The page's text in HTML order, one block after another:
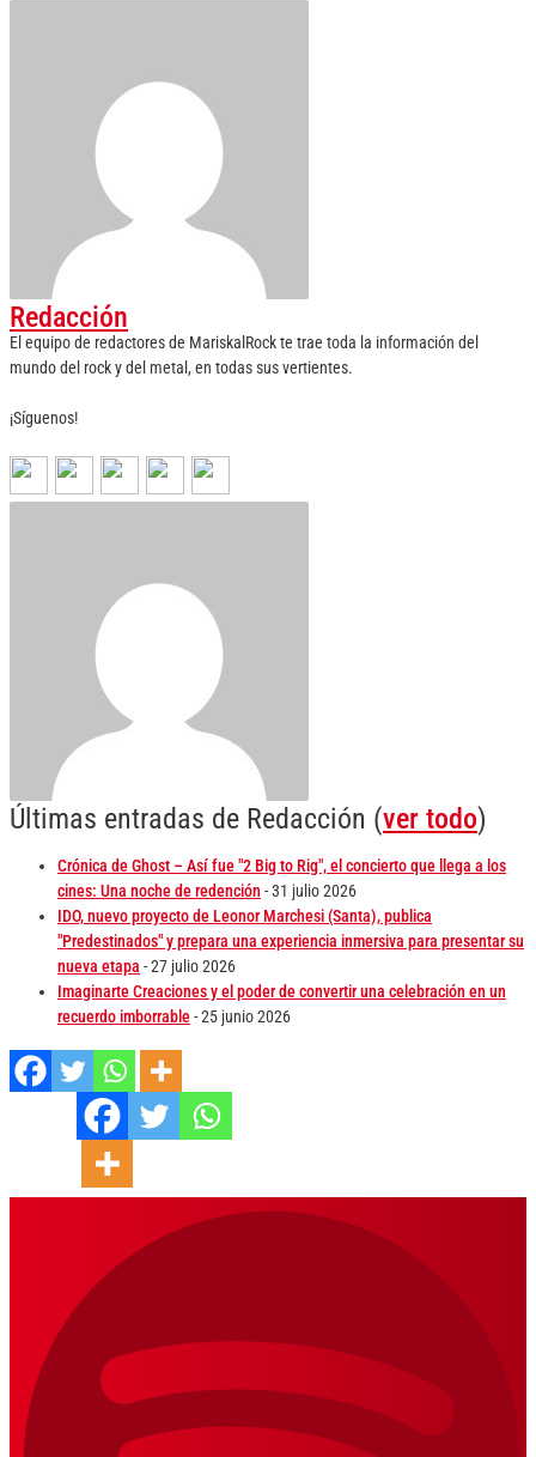
Redacción
El equipo de redactores de MariskalRock te trae toda la información del
mundo del rock y del metal, en todas sus vertientes.
¡Síguenos!
Últimas entradas de Redacción (ver todo)
Crónica de Ghost – Así fue "2 Big to Rig", el concierto que llega a los
cines: Una noche de redención - 31 julio 2026
IDO, nuevo proyecto de Leonor Marchesi (Santa), publica
"Predestinados" y prepara una experiencia inmersiva para presentar su
nueva etapa - 27 julio 2026
Imaginarte Creaciones y el poder de convertir una celebración en un
recuerdo imborrable- 25 junio 2026